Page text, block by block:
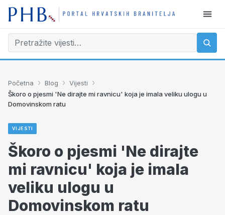
Početna › Blog › Vijesti ›
Škoro o pjesmi 'Ne dirajte mi ravnicu' koja je imala veliku ulogu u
Domovinskom ratu
VIJESTI
Škoro o pjesmi 'Ne dirajte
mi ravnicu' koja je imala
veliku ulogu u
Domovinskom ratu